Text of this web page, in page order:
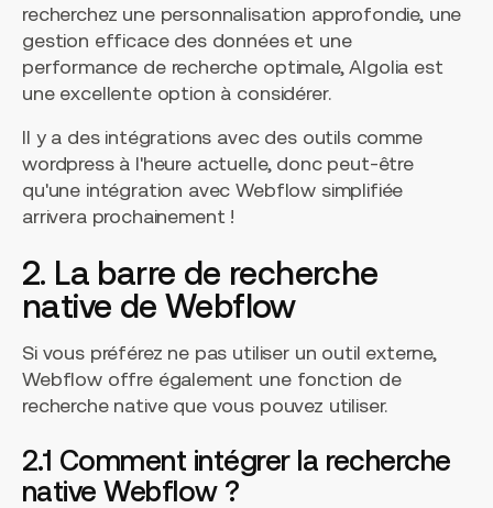
recherchez une personnalisation approfondie, une
gestion efficace des données et une
performance de recherche optimale, Algolia est
une excellente option à considérer.
Il y a des intégrations avec des outils comme
wordpress à l'heure actuelle, donc peut-être
qu'une intégration avec Webflow simplifiée
arrivera prochainement !
2. La barre de recherche
native de Webflow
Si vous préférez ne pas utiliser un outil externe,
Webflow offre également une fonction de
recherche native que vous pouvez utiliser.
2.1 Comment intégrer la recherche
native Webflow ?